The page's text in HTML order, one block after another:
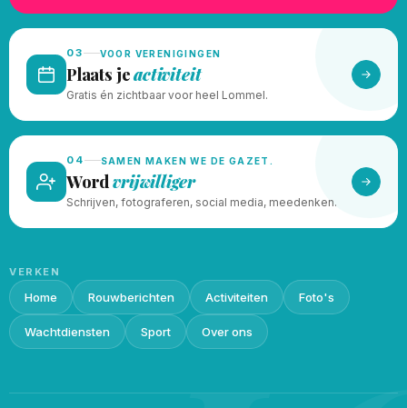
03 VOOR VERENIGINGEN
Plaats jeactiviteit
Gratis én zichtbaar voor heel Lommel.
04 SAMEN MAKEN WE DE GAZET.
Wordvrijwilliger
Schrijven, fotograferen, social media, meedenken.
VERKEN
Home Rouwberichten Activiteiten Foto's
Wachtdiensten Sport Over ons